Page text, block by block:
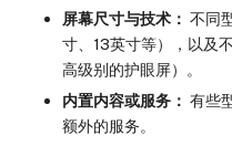
屏幕尺寸与技术： 不同
寸、13英寸等），以及
高级别的护眼屏）。
内置内容或服务： 有些
额外的服务。